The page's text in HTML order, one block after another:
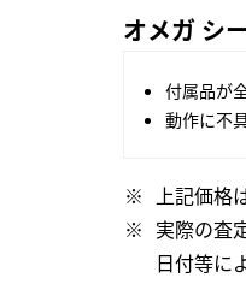
オメガ シ
付属品が
動作に不
上記価格
実際の査
日付等に